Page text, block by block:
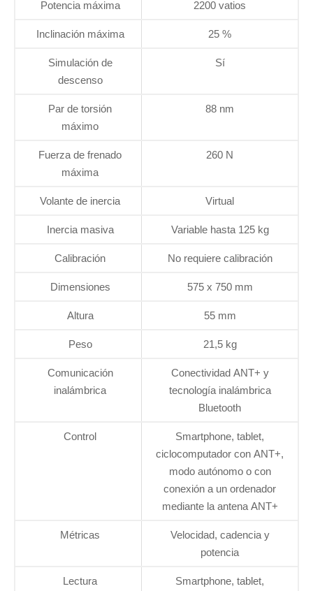
Potencia máxima 2200 vatios
Inclinación máxima 25 %
Simulación de
descenso
Sí
Par de torsión
máximo
88 nm
Fuerza de frenado
máxima
260 N
Volante de inercia Virtual
Inercia masiva Variable hasta 125 kg
Calibración No requiere calibración
Dimensiones 575 x 750 mm
Altura 55 mm
Peso 21,5 kg
Comunicación
inalámbrica
Conectividad ANT+ y
tecnología inalámbrica
Bluetooth
Control
Smartphone, tablet,
ciclocomputador con ANT+,
modo autónomo o con
conexión a un ordenador
mediante la antena ANT+
Métricas
Velocidad, cadencia y
potencia
Lectura
Smartphone, tablet,